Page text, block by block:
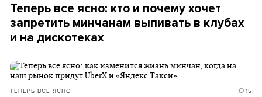
Теперь все ясно: кто и почему хочет
запретить минчанам выпивать в клубах
и на дискотеках
ТЕПЕРЬ ВСЕ ЯСНО 15